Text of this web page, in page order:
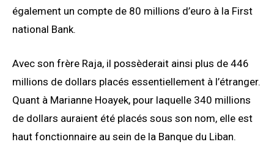
également un compte de 80 millions d’euro à la First
national Bank.
Avec son frère Raja, il possèderait ainsi plus de 446
millions de dollars placés essentiellement à l’étranger.
Quant à Marianne Hoayek, pour laquelle 340 millions
de dollars auraient été placés sous son nom, elle est
haut fonctionnaire au sein de la Banque du Liban.